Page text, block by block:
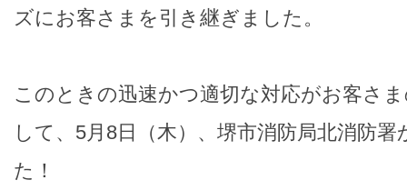
ズにお客さまを引き継ぎました。
このときの迅速かつ適切な対応がお客さ
して、5月8日（木）、堺市消防局北消防
た！